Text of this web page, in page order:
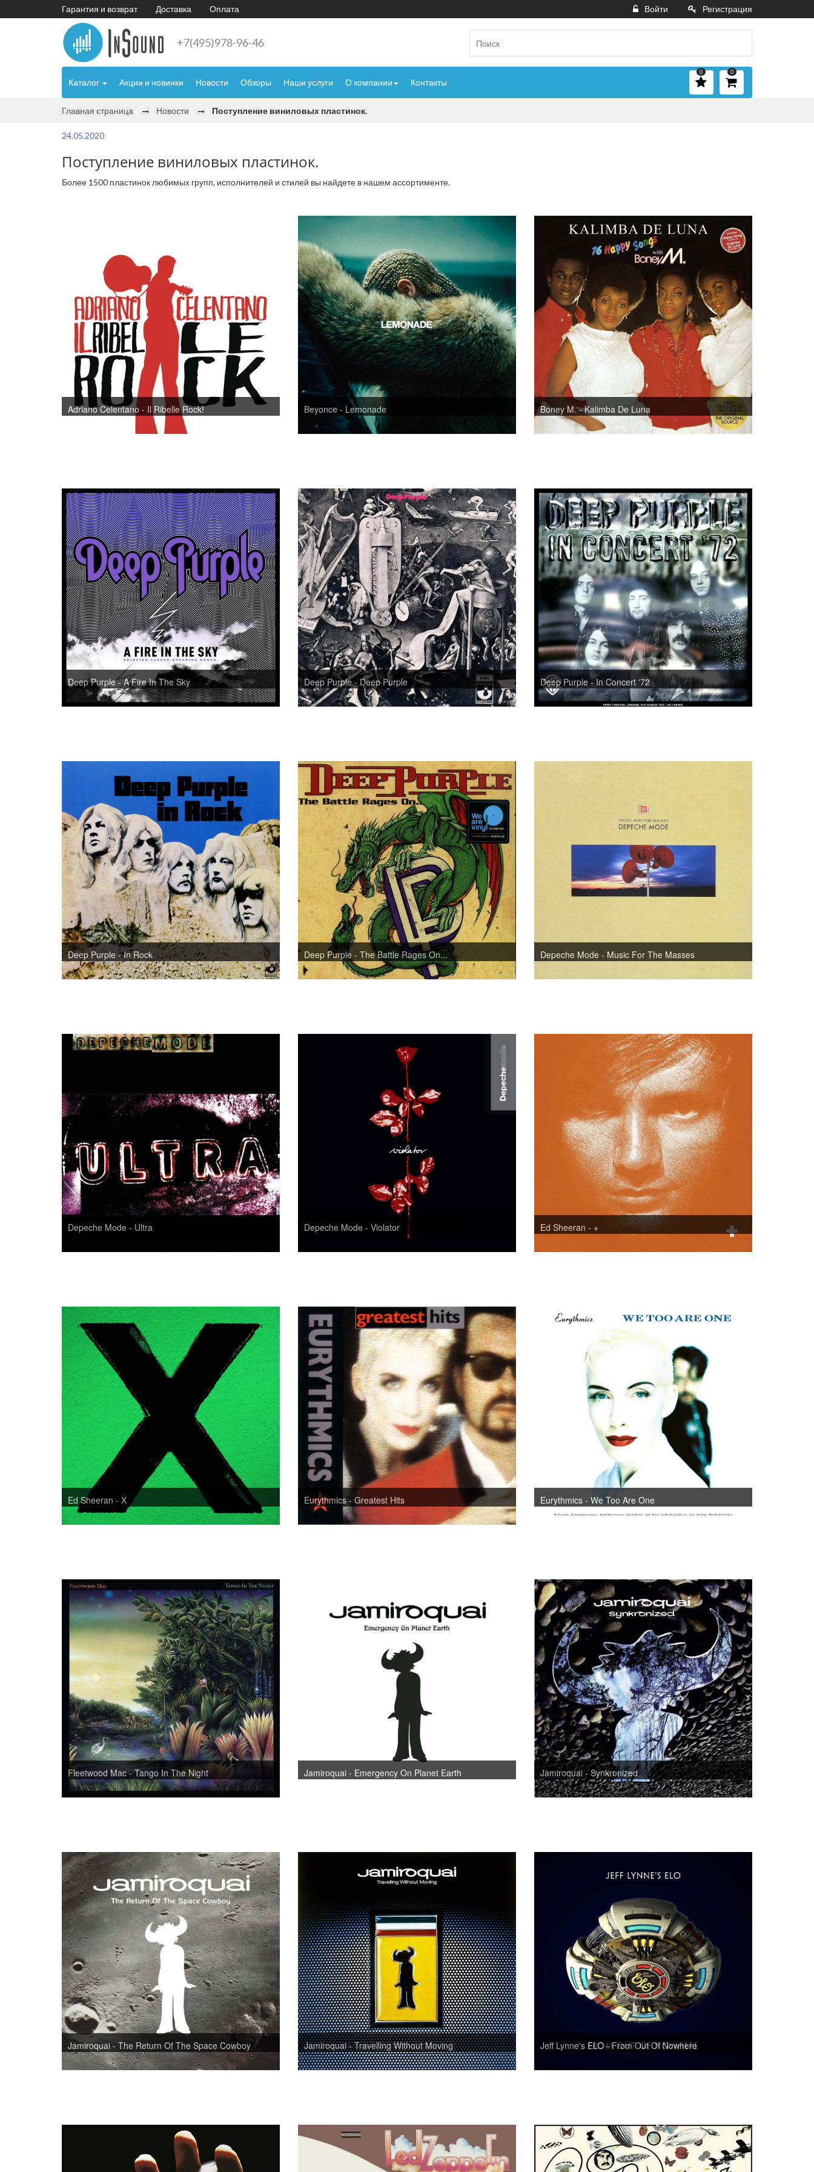
Гарантия и возврат Доставка Оплата Войти Регистрация
+7(495)978-96-46
Каталог Акции и новинки Новости Обзоры Наши услуги О компании Контакты
0
0
Главная страница Новости Поступление виниловых пластинок.
24.05.2020
Поступление виниловых пластинок.
Более 1500 пластинок любимых групп, исполнителей и стилей вы найдете в нашем ассортименте.
Adriano Celentano - Il Ribelle Rock! Beyonce - Lemonade Boney M. - Kalimba De Luna
Deep Purple - A Fire In The Sky Deep Purple - Deep Purple Deep Purple - In Concert '72
Deep Purple - In Rock Deep Purple - The Battle Rages On... Depeche Mode - Music For The Masses
Depeche Mode - Ultra Depeche Mode - Violator Ed Sheeran - +
Ed Sheeran - X Eurythmics - Greatest Hits Eurythmics - We Too Are One
Fleetwood Mac - Tango In The Night Jamiroquai - Emergency On Planet Earth Jamiroquai - Synkronized
Jamiroquai - The Return Of The Space Cowboy Jamiroquai - Travelling Without Moving Jeff Lynne's ELO - From Out Of Nowhere